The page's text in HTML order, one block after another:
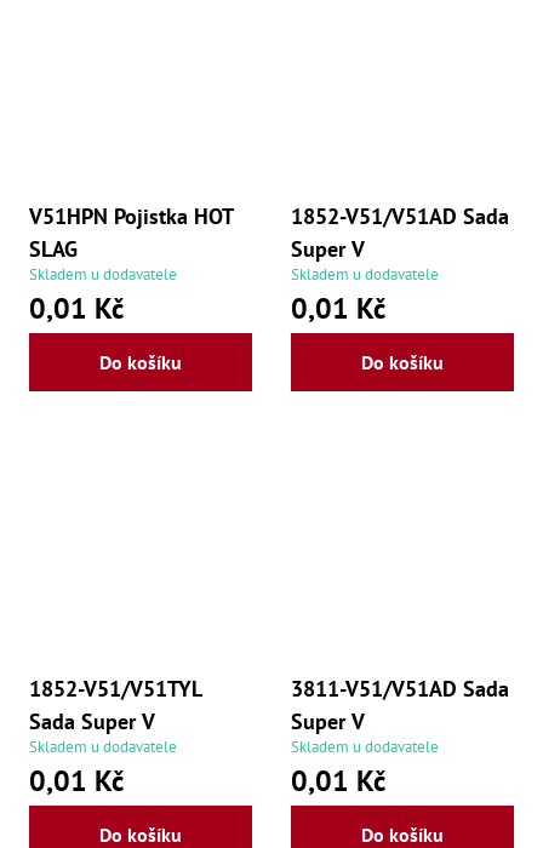
V51HPN Pojistka HOT
SLAG
Skladem u dodavatele
0,01 Kč
Do košíku
1852-V51/V51AD Sada
Super V
Skladem u dodavatele
0,01 Kč
Do košíku
1852-V51/V51TYL
Sada Super V
Skladem u dodavatele
0,01 Kč
Do košíku
3811-V51/V51AD Sada
Super V
Skladem u dodavatele
0,01 Kč
Do košíku